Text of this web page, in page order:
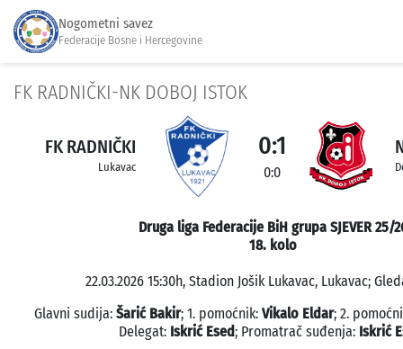
Nogometni savez
Federacije Bosne i Hercegovine
FK RADNIČKI-NK DOBOJ ISTOK
FK RADNIČKI
Lukavac
0:1
0:0
Druga liga Federacije BiH grupa SJEVER 25/
18. kolo
22.03.2026 15:30h, Stadion Jošik Lukavac, Lukavac;
Glavni sudija: Šarić Bakir; 1. pomoćnik: Vikalo Eldar; 2.
Delegat: Iskrić Esed; Promatrač suđenja: Iskrić